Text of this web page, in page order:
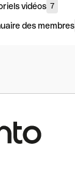
vidéos 7
des membres